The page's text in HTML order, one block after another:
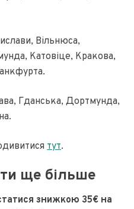
Вільнюса,
Катовіце, Кракова,
Гданська, Дортмунда,
тут.
ще більше
знижкою 35€ на